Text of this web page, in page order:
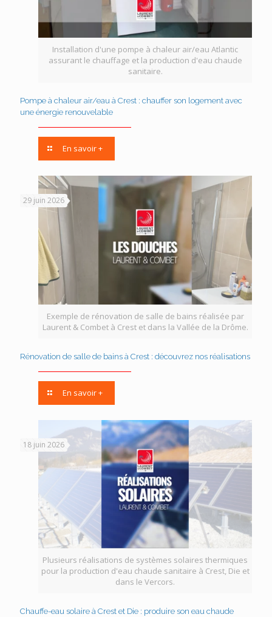
Installation d'une pompe à chaleur air/eau Atlantic
assurant le chauffage et la production d'eau chaude
sanitaire.
Pompe à chaleur air/eau à Crest : chauffer son logement avec
une énergie renouvelable
En savoir +
Exemple de rénovation de salle de bains réalisée par
Laurent & Combet à Crest et dans la Vallée de la Drôme.
29 juin 2026
Rénovation de salle de bains à Crest : découvrez nos réalisations
En savoir +
Plusieurs réalisations de systèmes solaires thermiques
pour la production d'eau chaude sanitaire à Crest, Die et
dans le Vercors.
18 juin 2026
Chauffe-eau solaire à Crest et Die : produire son eau chaude